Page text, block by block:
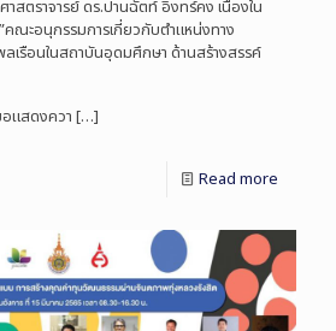
สตราจารย์ ดร.ปานฉัตท์ อิงทร์คง เนื่องใน
คณะอนุกรรมการเกี่ยวกับตำแหน่งทาง
ลเรือนในสถาบันอุดมศึกษา ด้านสร้างสรรค์
แสดงควา […]
Read more